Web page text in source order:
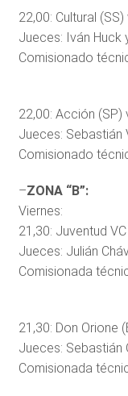
22,00: Cultural
Jueces: Iván Huck
Comisionado
22,00: Acción (SP)
Jueces: Sebastián
Comisionado
–ZONA “B”:
Viernes:
21,30: Juventud
Jueces: Julián
Comisionada
21,30: Don Orione
Jueces: Sebastián
Comisionada